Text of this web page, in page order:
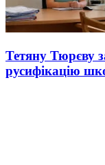
Тетяну Тюрєву
русифікацію